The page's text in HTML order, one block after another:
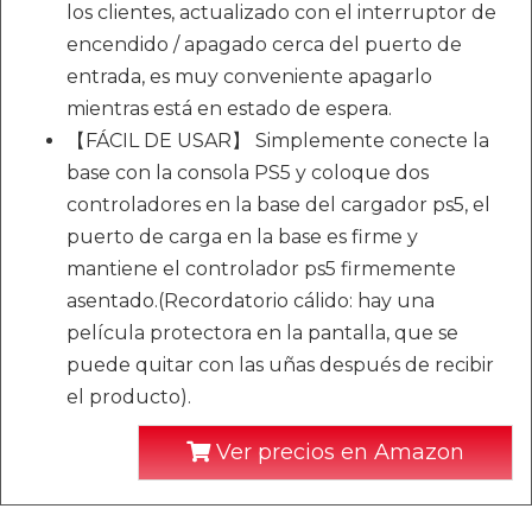
los clientes, actualizado con el interruptor de
encendido / apagado cerca del puerto de
entrada, es muy conveniente apagarlo
mientras está en estado de espera.
【FÁCIL DE USAR】 Simplemente conecte la
base con la consola PS5 y coloque dos
controladores en la base del cargador ps5, el
puerto de carga en la base es firme y
mantiene el controlador ps5 firmemente
asentado.(Recordatorio cálido: hay una
película protectora en la pantalla, que se
puede quitar con las uñas después de recibir
el producto).
Ver precios en Amazon